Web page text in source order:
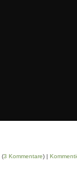
(3 Kommentare) |